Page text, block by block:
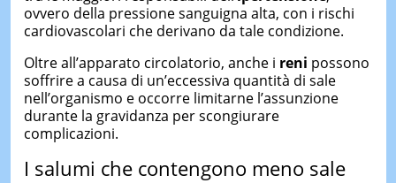
ovvero della pressione sanguigna alta, con i rischi
cardiovascolari che derivano da tale condizione.
Oltre all’apparato circolatorio, anche i reni possono
soffrire a causa di un’eccessiva quantità di sale
nell’organismo e occorre limitarne l’assunzione
durante la gravidanza per scongiurare
complicazioni.
I salumi che contengono meno sale